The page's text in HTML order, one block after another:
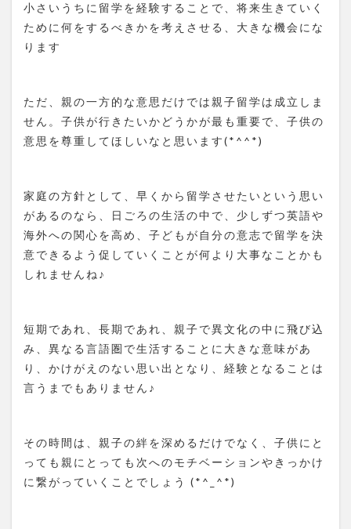
小さいうちに留学を経験することで、将来生きていく
ために何をするべきかを考えさせる、大きな機会にな
ります
ただ、親の一方的な意思だけでは親子留学は成立しま
せん。子供が行きたいかどうかが最も重要で、子供の
意思を尊重してほしいなと思います(*^^*)
家庭の方針として、早くから留学させたいという思い
があるのなら、日ごろの生活の中で、少しずつ英語や
海外への関心を高め、子どもが自分の意志で留学を決
意できるよう促していくことが何より大事なことかも
しれませんね♪
短期であれ、長期であれ、親子で異文化の中に飛び込
み、異なる言語圏で生活することに大きな意味があ
り、かけがえのない思い出となり、経験となることは
言うまでもありません♪
その時間は、親子の絆を深めるだけでなく、子供にと
っても親にとっても次へのモチベーションやきっかけ
に繋がっていくことでしょう (*^_^*)